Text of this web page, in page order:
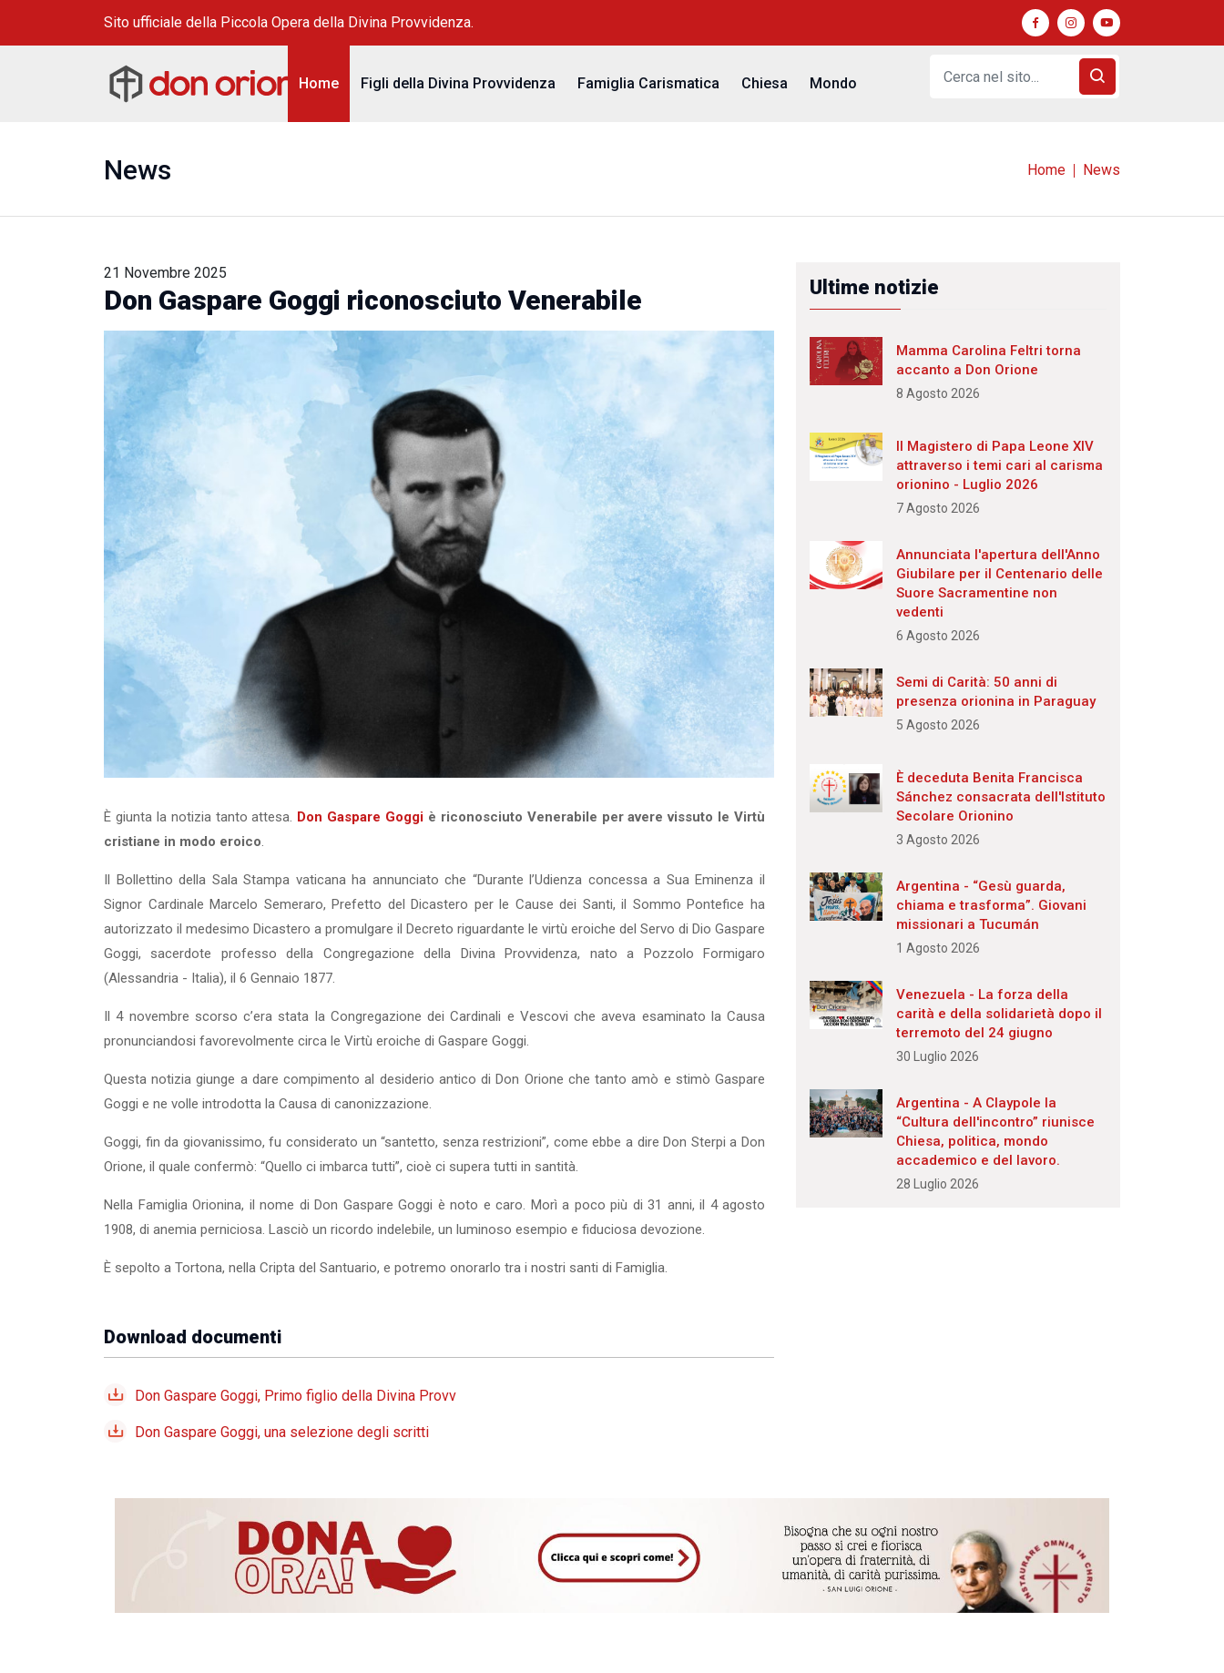
Sito ufficiale della Piccola Opera della Divina Provvidenza.
Home Figli della Divina Provvidenza Famiglia Carismatica Chiesa Mondo
News Home News
21 Novembre 2025
Don Gaspare Goggi riconosciuto Venerabile
È giunta la notizia tanto attesa. Don Gaspare Goggi è riconosciuto Venerabile per avere vissuto le Virtù
cristiane in modo eroico.
Il Bollettino della Sala Stampa vaticana ha annunciato che “Durante l’Udienza concessa a Sua Eminenza il
Signor Cardinale Marcelo Semeraro, Prefetto del Dicastero per le Cause dei Santi, il Sommo Pontefice ha
autorizzato il medesimo Dicastero a promulgare il Decreto riguardante le virtù eroiche del Servo di Dio Gaspare
Goggi, sacerdote professo della Congregazione della Divina Provvidenza, nato a Pozzolo Formigaro
(Alessandria - Italia), il 6 Gennaio 1877.
Il 4 novembre scorso c’era stata la Congregazione dei Cardinali e Vescovi che aveva esaminato la Causa
pronunciandosi favorevolmente circa le Virtù eroiche di Gaspare Goggi.
Questa notizia giunge a dare compimento al desiderio antico di Don Orione che tanto amò e stimò Gaspare
Goggi e ne volle introdotta la Causa di canonizzazione.
Goggi, fin da giovanissimo, fu considerato un “santetto, senza restrizioni”, come ebbe a dire Don Sterpi a Don
Orione, il quale confermò: “Quello ci imbarca tutti”, cioè ci supera tutti in santità.
Nella Famiglia Orionina, il nome di Don Gaspare Goggi è noto e caro. Morì a poco più di 31 anni, il 4 agosto
1908, di anemia perniciosa. Lasciò un ricordo indelebile, un luminoso esempio e fiduciosa devozione.
È sepolto a Tortona, nella Cripta del Santuario, e potremo onorarlo tra i nostri santi di Famiglia.
Download documenti
Don Gaspare Goggi, Primo figlio della Divina Provv
Don Gaspare Goggi, una selezione degli scritti
Ultime notizie
Mamma Carolina Feltri torna
accanto a Don Orione
8 Agosto 2026
Il Magistero di Papa Leone XIV
attraverso i temi cari al carisma
orionino - Luglio 2026
7 Agosto 2026
Annunciata l'apertura dell'Anno
Giubilare per il Centenario delle
Suore Sacramentine non
vedenti
6 Agosto 2026
Semi di Carità: 50 anni di
presenza orionina in Paraguay
5 Agosto 2026
È deceduta Benita Francisca
Sánchez consacrata dell'Istituto
Secolare Orionino
3 Agosto 2026
Argentina - “Gesù guarda,
chiama e trasforma”. Giovani
missionari a Tucumán
1 Agosto 2026
Venezuela - La forza della
carità e della solidarietà dopo il
terremoto del 24 giugno
30 Luglio 2026
Argentina - A Claypole la
“Cultura dell'incontro” riunisce
Chiesa, politica, mondo
accademico e del lavoro.
28 Luglio 2026